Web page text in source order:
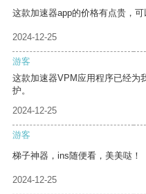
这款加速器app的价格有点贵，
2024-12-25
游客
这款加速器VPM应用程序已经为
护。
2024-12-25
游客
梯子神器，ins随便看，美美哒！
2024-12-25